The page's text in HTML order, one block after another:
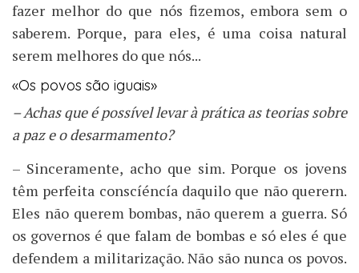
fazer melhor do que nós fizemos, embora sem o
saberem. Porque, para eles, é uma coisa natural
serem melhores do que nós...
«Os povos são iguais»
– Achas que é possível levar à prática as teorias sobre
a paz e o desarmamento?
– Sinceramente, acho que sim. Porque os jovens
têm perfeita conscíéncía daquilo que não querern.
Eles não querem bombas, não querem a guerra. Só
os governos é que falam de bombas e só eles é que
defendem a militarização. Não são nunca os povos.